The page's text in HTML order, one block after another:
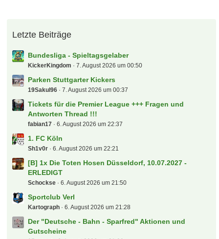
Letzte Beiträge
Bundesliga - Spieltagsgelaber
KickerKingdom 7. August 2026 um 00:50
Parken Stuttgarter Kickers
19Sakul96 7. August 2026 um 00:37
Tickets für die Premier League +++ Fragen und
Antworten Thread !!!
fabian17 6. August 2026 um 22:37
1. FC Köln
Sh1v0r 6. August 2026 um 22:21
[B] 1x Die Toten Hosen Düsseldorf, 10.07.2027 -
ERLEDIGT
Schockse 6. August 2026 um 21:50
Sportclub Verl
Kartograph 6. August 2026 um 21:28
Der "Deutsche - Bahn - Sparfred" Aktionen und
Gutscheine